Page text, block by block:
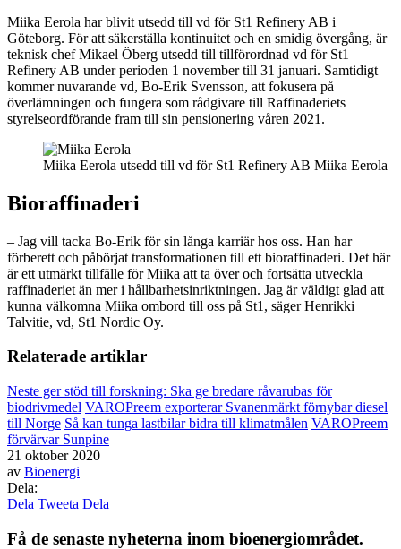
Miika Eerola har blivit utsedd till vd för St1 Refinery AB i
Göteborg. För att säkerställa kontinuitet och en smidig övergång, är
teknisk chef Mikael Öberg utsedd till tillförordnad vd för St1
Refinery AB under perioden 1 november till 31 januari. Samtidigt
kommer nuvarande vd, Bo-Erik Svensson, att fokusera på
överlämningen och fungera som rådgivare till Raffinaderiets
styrelseordförande fram till sin pensionering våren 2021.
Miika Eerola utsedd till vd för St1 Refinery AB Miika Eerola
Bioraffinaderi
– Jag vill tacka Bo-Erik för sin långa karriär hos oss. Han har
förberett och påbörjat transformationen till ett bioraffinaderi. Det här
är ett utmärkt tillfälle för Miika att ta över och fortsätta utveckla
raffinaderiet än mer i hållbarhetsinriktningen. Jag är väldigt glad att
kunna välkomna Miika ombord till oss på St1, säger Henrikki
Talvitie, vd, St1 Nordic Oy.
Relaterade artiklar
Neste ger stöd till forskning: Ska ge bredare råvarubas för
biodrivmedel VAROPreem exporterar Svanenmärkt förnybar diesel
till Norge Så kan tunga lastbilar bidra till klimatmålen VAROPreem
förvärvar Sunpine
21 oktober 2020
av Bioenergi
Dela:
Dela Tweeta Dela
Få de senaste nyheterna inom bioenergiområdet.